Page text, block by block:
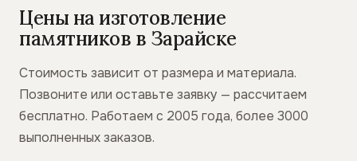
Цены на изготовление
памятников в Зарайске
Стоимость зависит от размера и материала.
Позвоните или оставьте заявку — рассчитаем
бесплатно. Работаем с 2005 года, более 3000
выполненных заказов.